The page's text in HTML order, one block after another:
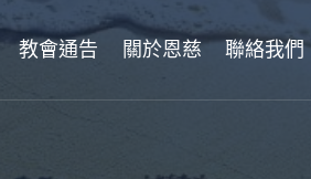
教會通告 關於恩慈 聯絡我們